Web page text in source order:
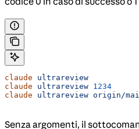
claude ultrareview
claude ultrareview 1234
claude ultrareview origin/
Senza argomenti, il